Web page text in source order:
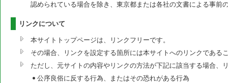
認められている場合を除き、東京都または各社の文書による事前
リンクについて
本サイトトップページは、リンクフリーです。
その場合、リンクを設定する箇所には本サイトへのリンクである
ただし、元サイトの内容やリンクの方法が下記に該当する場合、
公序良俗に反する行為、またはその恐れがある行為